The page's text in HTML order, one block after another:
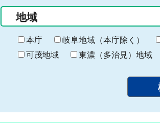
の
始
ま
り
終
わ
り
地域
本庁 岐阜地域（本庁除く）
可茂地域
東濃（多治見）地域